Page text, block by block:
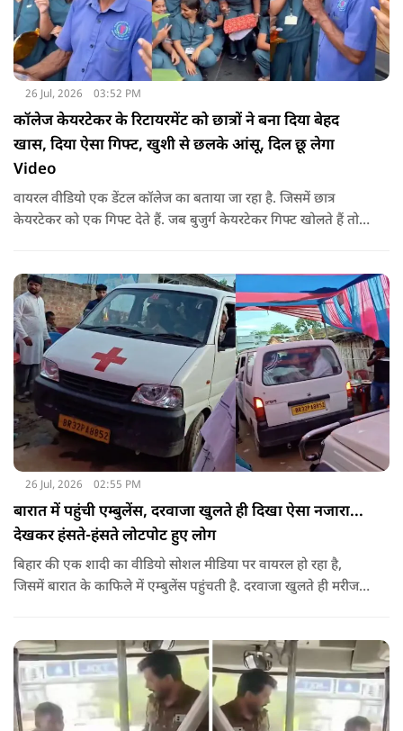
26 Jul, 2026 03:52 PM
कॉलेज केयरटेकर के रिटायरमेंट को छात्रों ने बना दिया बेहद
खास, दिया ऐसा गिफ्ट, खुशी से छलके आंसू, दिल छू लेगा
Video
वायरल वीडियो एक डेंटल कॉलेज का बताया जा रहा है. जिसमें छात्र
केयरटेकर को एक गिफ्ट देते हैं. जब बुजुर्ग केयरटेकर गिफ्ट खोलते हैं तो
26 Jul, 2026 02:55 PM
बारात में पहुंची एम्बुलेंस, दरवाजा खुलते ही दिखा ऐसा नजारा...
देखकर हंसते-हंसते लोटपोट हुए लोग
बिहार की एक शादी का वीडियो सोशल मीडिया पर वायरल हो रहा है,
जिसमें बारात के काफिले में एम्बुलेंस पहुंचती है. दरवाजा खुलते ही मरीज